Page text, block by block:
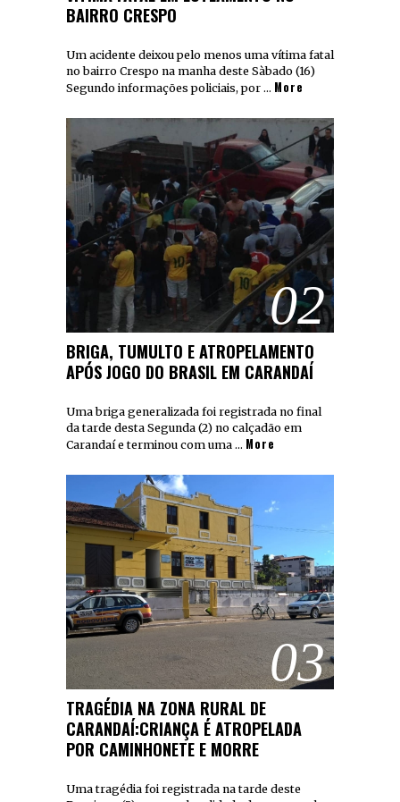
BAIRRO CRESPO
Um acidente deixou pelo menos uma vítima fatal
no bairro Crespo na manha deste Sàbado (16)
Segundo informações policiais, por … More
02
BRIGA, TUMULTO E ATROPELAMENTO
APÓS JOGO DO BRASIL EM CARANDAÍ
Uma briga generalizada foi registrada no final
da tarde desta Segunda (2) no calçadão em
Carandaí e terminou com uma … More
03
TRAGÉDIA NA ZONA RURAL DE
CARANDAÍ:CRIANÇA É ATROPELADA
POR CAMINHONETE E MORRE
Uma tragédia foi registrada na tarde deste